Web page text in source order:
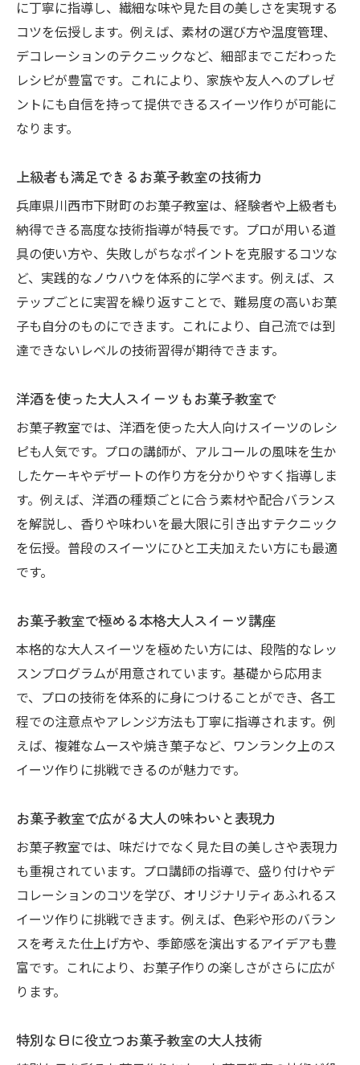
に丁寧に指導し、繊細な味や見た目の美しさを実現する
コツを伝授します。例えば、素材の選び方や温度管理、
デコレーションのテクニックなど、細部までこだわった
レシピが豊富です。これにより、家族や友人へのプレゼ
ントにも自信を持って提供できるスイーツ作りが可能に
なります。
上級者も満足できるお菓子教室の技術力
兵庫県川西市下財町のお菓子教室は、経験者や上級者も
納得できる高度な技術指導が特長です。プロが用いる道
具の使い方や、失敗しがちなポイントを克服するコツな
ど、実践的なノウハウを体系的に学べます。例えば、ス
テップごとに実習を繰り返すことで、難易度の高いお菓
子も自分のものにできます。これにより、自己流では到
達できないレベルの技術習得が期待できます。
洋酒を使った大人スイーツもお菓子教室で
お菓子教室では、洋酒を使った大人向けスイーツのレシ
ピも人気です。プロの講師が、アルコールの風味を生か
したケーキやデザートの作り方を分かりやすく指導しま
す。例えば、洋酒の種類ごとに合う素材や配合バランス
を解説し、香りや味わいを最大限に引き出すテクニック
を伝授。普段のスイーツにひと工夫加えたい方にも最適
です。
お菓子教室で極める本格大人スイーツ講座
本格的な大人スイーツを極めたい方には、段階的なレッ
スンプログラムが用意されています。基礎から応用ま
で、プロの技術を体系的に身につけることができ、各工
程での注意点やアレンジ方法も丁寧に指導されます。例
えば、複雑なムースや焼き菓子など、ワンランク上のス
イーツ作りに挑戦できるのが魅力です。
お菓子教室で広がる大人の味わいと表現力
お菓子教室では、味だけでなく見た目の美しさや表現力
も重視されています。プロ講師の指導で、盛り付けやデ
コレーションのコツを学び、オリジナリティあふれるス
イーツ作りに挑戦できます。例えば、色彩や形のバラン
スを考えた仕上げ方や、季節感を演出するアイデアも豊
富です。これにより、お菓子作りの楽しさがさらに広が
ります。
特別な日に役立つお菓子教室の大人技術